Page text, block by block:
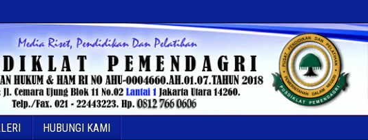
HUBUNGI KAMI